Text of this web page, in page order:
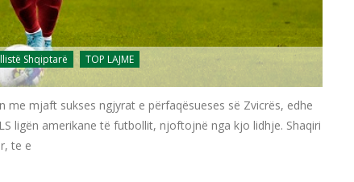
Shqiptarë TOP LAJME
me mjaft sukses ngjyrat e përfaqësueses së Zvicrës, edhe
ligën amerikane të futbollit, njoftojnë nga kjo lidhje. Shaqiri
te e